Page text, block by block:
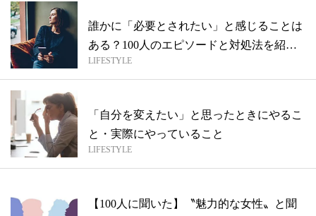
誰かに「必要とされたい」と感じることは
ある？100人のエピソードと対処法を紹介
【...
LIFESTYLE
「自分を変えたい」と思ったときにやるこ
と・実際にやっていること
LIFESTYLE
【100人に聞いた】〝魅力的な女性〟と聞